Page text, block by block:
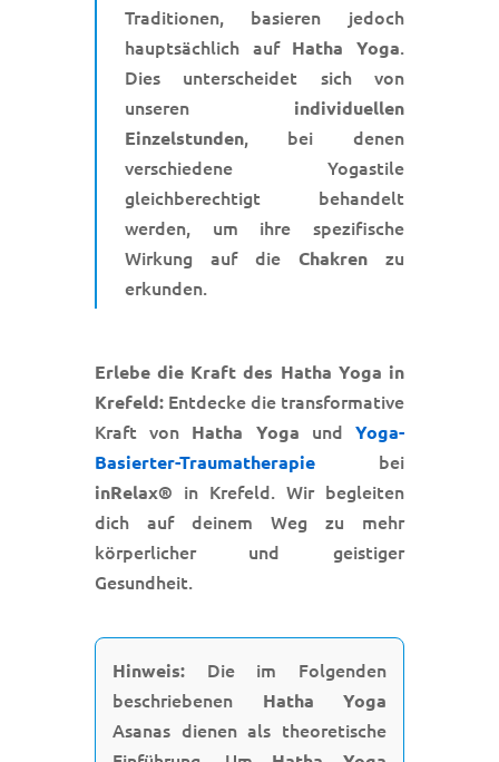
Traditionen, basieren jedoch
hauptsächlich auf Hatha Yoga.
Dies unterscheidet sich von
unseren individuellen
Einzelstunden, bei denen
verschiedene Yogastile
gleichberechtigt behandelt
werden, um ihre spezifische
Wirkung auf dieChakren zu
erkunden.
Erlebe die Kraft des Hatha Yoga in
Krefeld: Entdecke die transformative
Kraft von Hatha Yoga undYoga-
Basierter-Traumatherapiebei
inRelax® in Krefeld. Wir begleiten
dich auf deinem Weg zu mehr
körperlicher und geistiger
Gesundheit.
Hinweis:Die im Folgenden
beschriebenen Hatha Yoga
Asanas dienen als theoretische